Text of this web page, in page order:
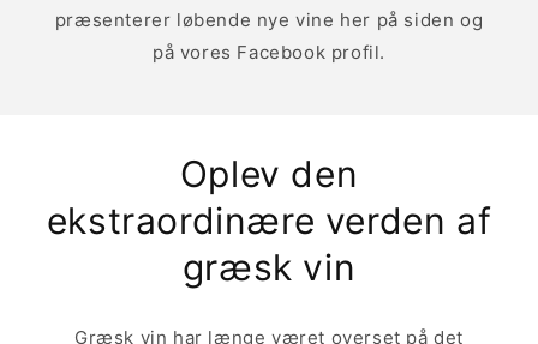
præsenterer løbende nye vine her på siden og
på vores Facebook profil.
Oplev den
ekstraordinære verden af
græsk vin
Græsk vin har længe været overset på det